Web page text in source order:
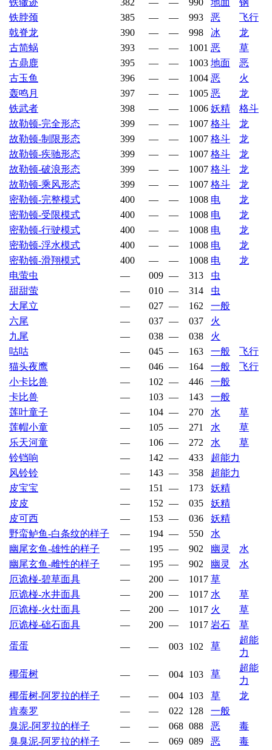
铁脖颈
385 — — 993 恶
飞行
戟脊龙
390 — — 998 冰
龙
古简蜗
393 — — 1001 恶
草
古鼎鹿
395 — — 1003 地面
恶
古玉鱼
396 — — 1004 恶
火
轰鸣月
397 — — 1005 恶
龙
铁武者
398 — — 1006 妖精
格斗
故勒顿-完全形态
399 — — 1007 格斗
龙
故勒顿-制限形态
399 — — 1007 格斗
龙
故勒顿-疾驰形态
399 — — 1007 格斗
龙
故勒顿-破浪形态
399 — — 1007 格斗
龙
故勒顿-乘风形态
399 — — 1007 格斗
龙
密勒顿-完整模式
400 — — 1008 电
龙
密勒顿-受限模式
400 — — 1008 电
龙
密勒顿-行驶模式
400 — — 1008 电
龙
密勒顿-浮水模式
400 — — 1008 电
龙
密勒顿-滑翔模式
400 — — 1008 电
龙
电萤虫
— 009 — 313
虫
甜甜萤
— 010 — 314
虫
大尾立
— 027 — 162
一般
六尾
— 037 — 037
火
九尾
— 038 — 038
火
咕咕
— 045 — 163 一般
飞行
猫头夜鹰
— 046 — 164 一般
飞行
小卡比兽
— 102 — 446
一般
卡比兽
— 103 — 143
一般
莲叶童子
— 104 — 270 水
草
莲帽小童
— 105 — 271 水
草
乐天河童
— 106 — 272 水
草
铃铛响
— 142 — 433
超能力
风铃铃
— 143 — 358
超能力
皮宝宝
— 151 — 173
妖精
皮皮
— 152 — 035
妖精
皮可西
— 153 — 036
妖精
野蛮鲈鱼-白条纹的样子
— 194 — 550
水
幽尾玄鱼-雄性的样子
— 195 — 902 幽灵
水
幽尾玄鱼-雌性的样子
— 195 — 902 幽灵
水
厄诡椪-碧草面具
— 200 — 1017 草
厄诡椪-水井面具
— 200 — 1017 水
草
厄诡椪-火灶面具
— 200 — 1017 火
草
厄诡椪-础石面具
— 200 — 1017 岩石 草
蛋蛋 — — 003 102 草
超能
力
椰蛋树 — — 004 103 草
超能
力
椰蛋树-阿罗拉的样子
— — 004 103 草
龙
肯泰罗
— — 022 128
一般
臭泥-阿罗拉的样子
— — 068 088 恶
毒
臭臭泥-阿罗拉的样子
— — 069 089 恶
毒